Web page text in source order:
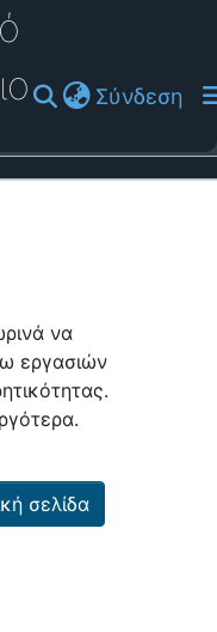
Σύνδεση
να
εργασιών
σελίδα